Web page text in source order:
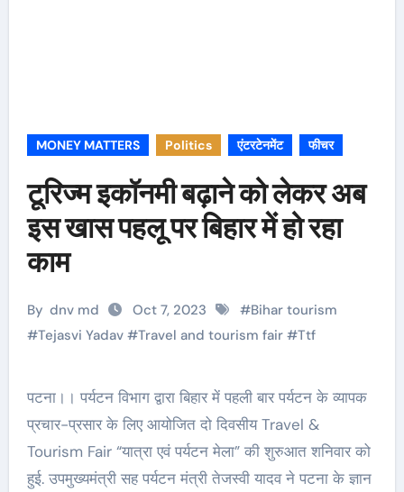
MONEY MATTERS Politics एंटरटेनमेंट फीचर
टूरिज्म इकॉनमी बढ़ाने को लेकर अब
इस खास पहलू पर बिहार में हो रहा
काम
By dnv md Oct 7, 2023 #Bihar tourism
#Tejasvi Yadav#Travel and tourism fair#Ttf
पटना।। पर्यटन विभाग द्वारा बिहार में पहली बार पर्यटन के व्यापक
प्रचार-प्रसार के लिए आयोजित दो दिवसीय Travel &
Tourism Fair “यात्रा एवं पर्यटन मेला” की शुरुआत शनिवार को
हुई. उपमुख्यमंत्री सह पर्यटन मंत्री तेजस्वी यादव ने पटना के ज्ञान